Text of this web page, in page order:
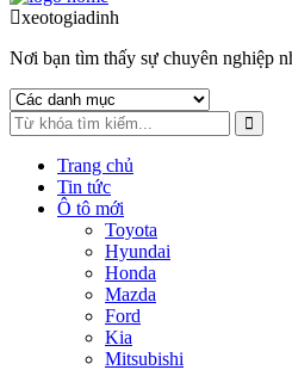
to
toxeotogiadinh
Nơi bạn tìm thấy sự chuyên nghiệp
Trang chủ
Tin tức
Ô tô mới
Toyota
Hyundai
Honda
Mazda
Ford
Kia
Mitsubishi